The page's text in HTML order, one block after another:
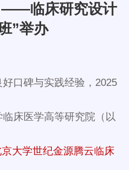
——临床研究设计
”举办
口碑与实践经验，2025
床医学高等研究院（以
京大学世纪金源腾云临床